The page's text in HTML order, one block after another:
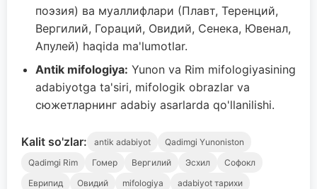
поэзия) ва муаллифлари (Плавт, Теренций,
Вергилий, Гораций, Овидий, Сенека, Ювенал,
Апулей) haqida ma'lumotlar.
Antik mifologiya: Yunon va Rim mifologiyasining
adabiyotga ta'siri, mifologik obrazlar va
сюжетларнинг adabiy asarlarda qo'llanilishi.
Kalit so'zlar: antik adabiyot
Qadimgi Yunoniston
Qadimgi Rim
Гомер Вергилий Эсхил
Софокл
Еврипид
Овидий mifologiya adabiyot тарихи